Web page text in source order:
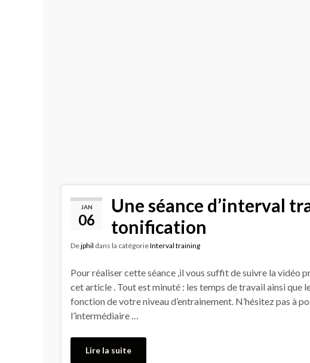
JAN
06
Une séance d’interval
tonification
Dejphil dans la catégorieInterval training
Pour réaliser cette séance ,il vous suffit de suivre la vidéo
cet article . Tout est minuté : les temps de travail ainsi que
fonction de votre niveau d’entrainement. N’hésitez pas à
l’intermédiaire …
Lire la suite